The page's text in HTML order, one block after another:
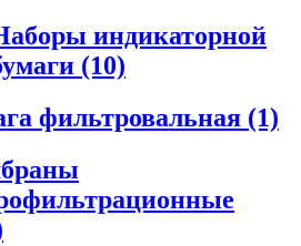
индикаторной
(10)
фильтровальная (1)